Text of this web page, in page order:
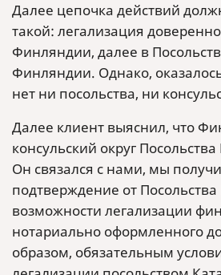
Далее цепочка действий
такой: легализация
Финляндии, далее в
Финляндии. Однако,
нет ни посольства, ни
Далее клиент выяснил, что
консульский округ
Он связался с нами, мы
подтверждение от Посольства
возможности легализации
нотариально оформленного
образом, обязательным